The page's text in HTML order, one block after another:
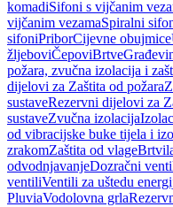
komadiSifoni s vijčanim
vijčanim vezamaSpiralni
sifoniPriborCijevne obujmice
žljeboviČepoviBrtve
požara, zvučna izolacija i
dijelovi za Zaštita od požara
sustaveRezervni dijelovi za
sustaveZvučna izolacija
od vibracijske buke tijela i
zrakomZaštita od vlage
odvodnjavanjeDozračni
ventiliVentili za uštedu
PluviaVodolovna grla